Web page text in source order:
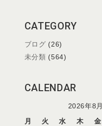
CATEGORY
ブログ (26)
未分類 (564)
CALENDAR
2026年8月
月
火 水 木 金